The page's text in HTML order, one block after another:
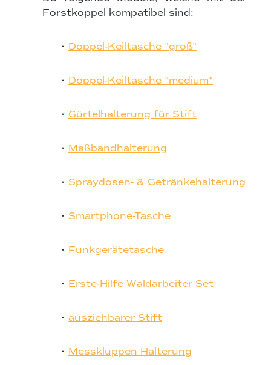
Forstkoppel kompatibel sind:
• Doppel-Keiltasche "groß"
• Doppel-Keiltasche "medium"
• Gürtelhalterung für Stift
• Maßbandhalterung
• Spraydosen- & Getränkehalterung
• Smartphone-Tasche
• Funkgerätetasche
• Erste-Hilfe Waldarbeiter Set
• ausziehbarer Stift
• Messkluppen Halterung